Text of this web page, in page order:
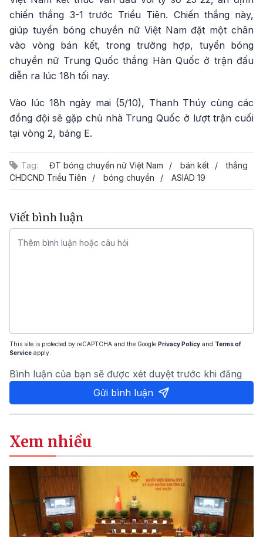
chiến thắng 3-1 trước Triều Tiên. Chiến thắng này,
giúp tuyển bóng chuyền nữ Việt Nam đặt một chân
vào vòng bán kết, trong trường hợp, tuyển bóng
chuyền nữ Trung Quốc thắng Hàn Quốc ở trận đấu
diễn ra lúc 18h tối nay.
Vào lúc 18h ngày mai (5/10), Thanh Thúy cùng các
đồng đội sẽ gặp chủ nhà Trung Quốc ở lượt trận cuối
tại vòng 2, bảng E.
Tag: ĐT bóng chuyền nữ Việt Nam bán kết
thắng
CHDCND Triều Tiên
bóng chuyền ASIAD 19
Viết bình luận
This site is protected by reCAPTCHA and the Google Privacy Policy and Terms of
Service apply.
Bình luận của bạn sẽ được xét duyệt trước khi đăng
Gửi bình luận
Xem nhiều